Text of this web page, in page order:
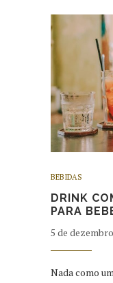
BEBIDAS
DRINK
PARA
5 de
Nada como